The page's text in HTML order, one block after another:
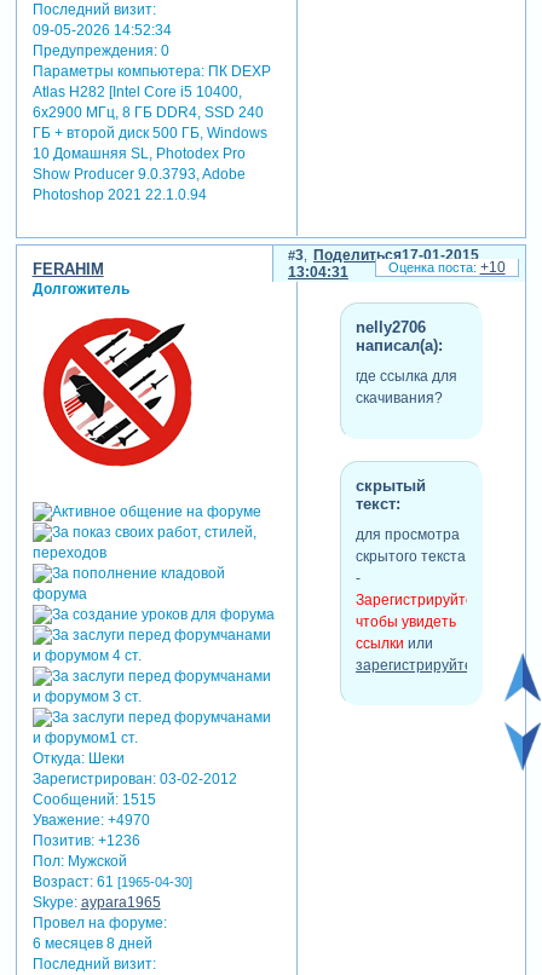
Последний визит:
09-05-2026 14:52:34
Предупреждения:0
Параметры компьютера:ПК DEXP
Atlas H282 [Intel Core i5 10400,
6x2900 МГц, 8 ГБ DDR4, SSD 240
ГБ + второй диск 500 ГБ, Windows
10 Домашняя SL, Photodex Pro
Show Producer 9.0.3793, Adobe
Photoshop 2021 22.1.0.94
Поделиться
3
17-01-2015
13:04:31
FERAHIM
Долгожитель
Откуда:Шеки
Зарегистрирован: 03-02-2012
Сообщений:1515
Уважение: +4970
Позитив: +1236
Пол:Мужской
Возраст:61 [1965-04-30]
Skype: aypara1965
Провел на форуме:
6 месяцев 8 дней
Последний визит:
nelly2706
написал(а):
где ссылка для
скачивания?
скрытый
текст:
для просмотра
скрытого текста
-
Зарегистрируйтесь,
чтобы увидеть
ссылки или
зарегистрируйтесь
+10